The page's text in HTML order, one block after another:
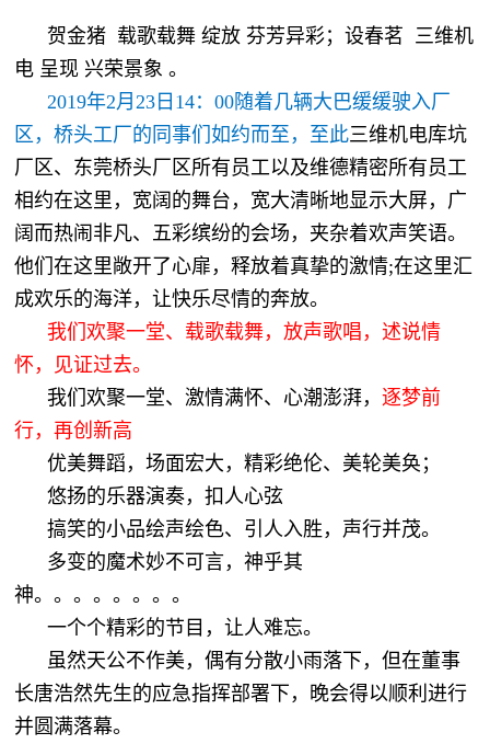
贺金猪  载歌载舞 绽放 芬芳异彩；设春茗  三维机
电 呈现 兴荣景象 。
2019年2月23日14：00随着几辆大巴缓缓驶入厂
区，桥头工厂的同事们如约而至，至此三维机电库坑
厂区、东莞桥头厂区所有员工以及维德精密所有员工
相约在这里，宽阔的舞台，宽大清晰地显示大屏，广
阔而热闹非凡、五彩缤纷的会场，夹杂着欢声笑语。
他们在这里敞开了心扉，释放着真挚的激情;在这里汇
成欢乐的海洋，让快乐尽情的奔放。
我们欢聚一堂、载歌载舞，放声歌唱，述说情
怀，见证过去。
我们欢聚一堂、激情满怀、心潮澎湃，逐梦前
行，再创新高
优美舞蹈，场面宏大，精彩绝伦、美轮美奂；
悠扬的乐器演奏，扣人心弦
搞笑的小品绘声绘色、引人入胜，声行并茂。
多变的魔术妙不可言，神乎其
神。。。。。。。。
一个个精彩的节目，让人难忘。
虽然天公不作美，偶有分散小雨落下，但在董事
长唐浩然先生的应急指挥部署下，晚会得以顺利进行
并圆满落幕。